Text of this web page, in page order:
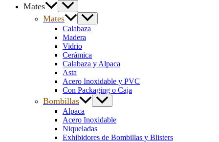
Mates
Mates
Calabaza
Madera
Vidrio
Cerámica
Calabaza y Alpaca
Asta
Acero Inoxidable y PVC
Con Packaging o Caja
Bombillas
Alpaca
Acero Inoxidable
Niqueladas
Exhibidores de Bombillas y Blisters